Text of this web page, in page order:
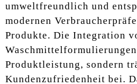
umweltfreundlich und
modernen
Produkte. Die Integration
Produktleistung, sondern
Kundenzufriedenheit bei.